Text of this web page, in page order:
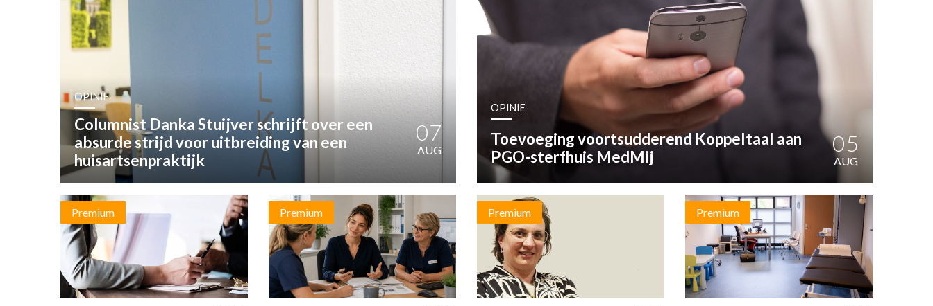
HUISARTSENPOST
PRAKTIJKZAKEN
TARIEVEN
VPHUISARTSEN
MEDISCHE VAKHANDEL
INLOGGEN
REGISTRATIE
OPINIE
Columnist Danka Stuijver schrijft over een
absurde strijd voor uitbreiding van een
huisartsenpraktijk
07
AUG
OPINIE
Toevoeging voortsudderend Koppeltaal aan
PGO-sterfhuis MedMij
05
AUG
Premium Premium Premium Premium